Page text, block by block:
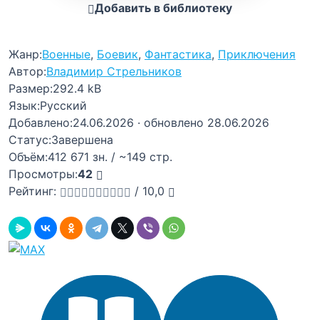
Добавить в библиотеку
Жанр:Военные, Боевик, Фантастика, Приключения
Автор:Владимир Стрельников
Размер:292.4 kB
Язык:Русский
Добавлено:24.06.2026 · обновлено 28.06.2026
Статус:Завершена
Объём:412 671 зн. / ~149 стр.
Просмотры:42
Рейтинг:
/ 10,0